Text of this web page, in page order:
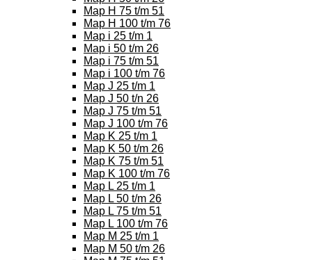
Map H 75 t/m 51
Map H 100 t/m 76
Map i 25 t/m 1
Map i 50 t/m 26
Map i 75 t/m 51
Map i 100 t/m 76
Map J 25 t/m 1
Map J 50 t/n 26
Map J 75 t/m 51
Map J 100 t/m 76
Map K 25 t/m 1
Map K 50 t/m 26
Map K 75 t/m 51
Map K 100 t/m 76
Map L 25 t/m 1
Map L 50 t/m 26
Map L 75 t/m 51
Map L 100 t/m 76
Map M 25 t/m 1
Map M 50 t/m 26